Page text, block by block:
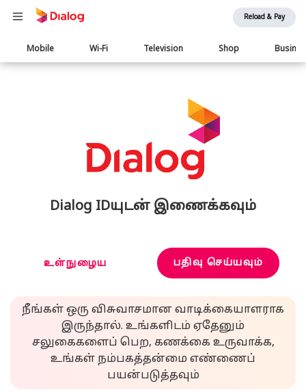
Reload & Pay
Main
navigation
Mobile Wi-Fi Television Shop
Dialog IDயுடன் இணைக்கவும்
உள்நுழைய பதிவு செய்யவும்
நீங்கள் ஒரு விசுவாசமான வாடிக்கையாளராக
இருந்தால். உங்களிடம் ஏதேனும்
சலுகைகளைப் பெற, கணக்கை உருவாக்க,
உங்கள் நம்பகத்தன்மை எண்ணைப்
பயன்படுத்தவும்